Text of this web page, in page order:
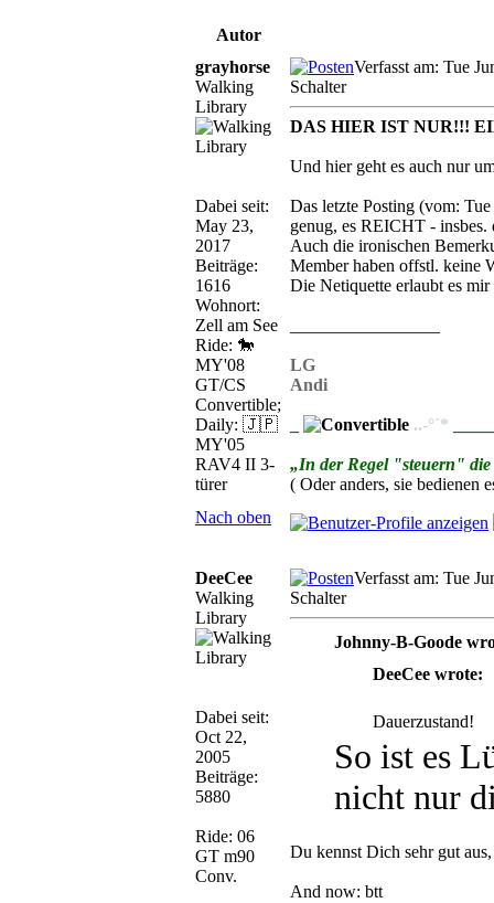
Autor
grayhorse
Walking
Library
Dabei seit:
May 23,
2017
Beiträge:
1616
Wohnort:
Zell am See
Ride: 🐎
MY'08
GT/CS
Convertible;
Daily: 🇯🇵
MY'05
RAV4 II 3-
türer
Verfasst am: Tue
Schalter
DAS HIER IST NUR!!!
Und hier geht es auch nur
Das letzte Posting (vom:
genug, es REICHT -
Auch die ironischen
Member haben offstl. keine
Die Netiquette erlaubt es
LG
Andi
..-°´*
„In der Regel "steuern"
( Oder anders, sie bedienen
Nach oben
DeeCee
Walking
Library
Dabei seit:
Oct 22,
2005
Beiträge:
5880
Ride: 06
GT m90
Conv.
Verfasst am: Tue
Schalter
Johnny-B-Goode
DeeCee wrote:
Dauerzustand!
So ist es
nicht nur
Du kennst Dich sehr gut
And now: btt